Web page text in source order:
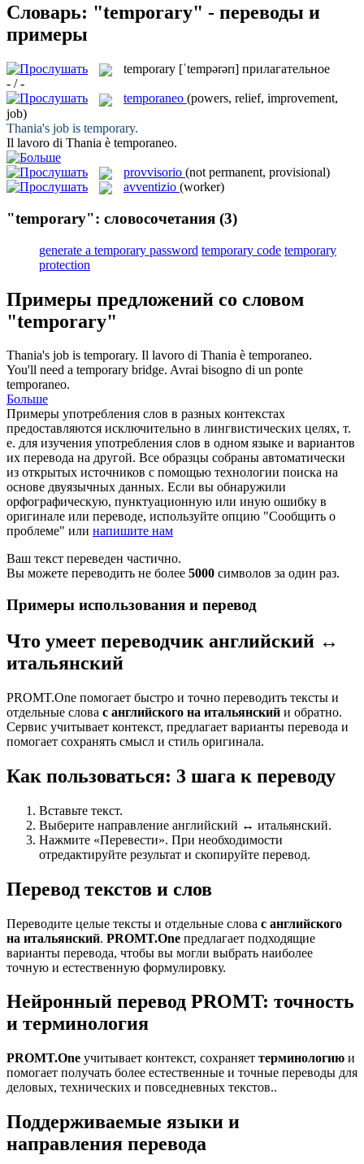
Словарь: "temporary" - переводы и
примеры
temporary [ˈtempərərɪ] прилагательное
- / -
temporaneo (powers, relief, improvement,
job)
Thania's job is temporary.
Il lavoro di Thania è temporaneo.
provvisorio (not permanent, provisional)
avventizio (worker)
"temporary": словосочетания (3)
generate a temporary password temporary code temporary
protection
Примеры предложений со словом
"temporary"
Thania's job is temporary. Il lavoro di Thania è temporaneo.
You'll need a temporary bridge. Avrai bisogno di un ponte
temporaneo.
Больше
Примеры употребления слов в разных контекстах
предоставляются исключительно в лингвистических целях, т.
е. для изучения употребления слов в одном языке и вариантов
их перевода на другой. Все образцы собраны автоматически
из открытых источников с помощью технологии поиска на
основе двуязычных данных. Если вы обнаружили
орфографическую, пунктуационную или иную ошибку в
оригинале или переводе, используйте опцию "Сообщить о
проблеме" или напишите нам
Ваш текст переведен частично.
Вы можете переводить не более 5000 символов за один раз.
Примеры использования и перевод
Что умеет переводчик английский ↔
итальянский
PROMT.One помогает быстро и точно переводить тексты и
отдельные слова с английского на итальянский и обратно.
Сервис учитывает контекст, предлагает варианты перевода и
помогает сохранять смысл и стиль оригинала.
Как пользоваться: 3 шага к переводу
Вставьте текст.
Выберите направление английский ↔ итальянский.
Нажмите «Перевести». При необходимости
отредактируйте результат и скопируйте перевод.
Перевод текстов и слов
Переводите целые тексты и отдельные слова с английского
на итальянский. PROMT.One предлагает подходящие
варианты перевода, чтобы вы могли выбрать наиболее
точную и естественную формулировку.
Нейронный перевод PROMT: точность
и терминология
PROMT.One учитывает контекст, сохраняет терминологию и
помогает получать более естественные и точные переводы для
деловых, технических и повседневных текстов..
Поддерживаемые языки и
направления перевода